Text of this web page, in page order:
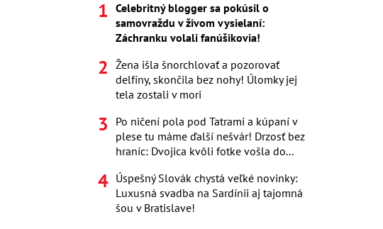
Celebritný blogger sa pokúsil o
samovraždu v živom vysielaní:
Záchranku volali fanúšikovia!
Žena išla šnorchlovať a pozorovať
delfíny, skončila bez nohy! Úlomky jej
tela zostali v mori
Po ničení pola pod Tatrami a kúpaní v
plese tu máme ďalší nešvár! Drzosť bez
hraníc: Dvojica kvôli fotke vošla do...
Úspešný Slovák chystá veľké novinky:
Luxusná svadba na Sardínii aj tajomná
šou v Bratislave!